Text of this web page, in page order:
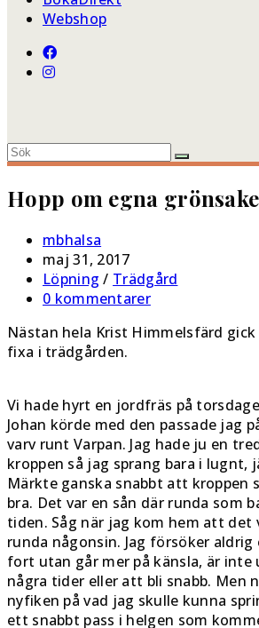
Webshop
Hopp om egna
Inläggsförfattare:
mbhalsa
Inlägget
publicerat:
maj 31, 2017
Inläggskategori:
Löpning / Trädgård
Kommentarer
inlägget:
0 kommentarer
Nästan hela Krist Himmelsfärd
fixa i trädgården.
Vi hade hyrt en jordfräs på
Johan körde med den passade jag
varv runt Varpan. Jag hade ju en
kroppen så jag sprang bara i lugnt,
Märkte ganska snabbt att kroppen
bra. Det var en sån där runda som
tiden. Såg när jag kom hem att det
runda någonsin. Jag försöker
fort utan går mer på känsla, är
några tider eller att bli snabb. Men
nyfiken på vad jag skulle kunna
ett snabbt pass i helgen som